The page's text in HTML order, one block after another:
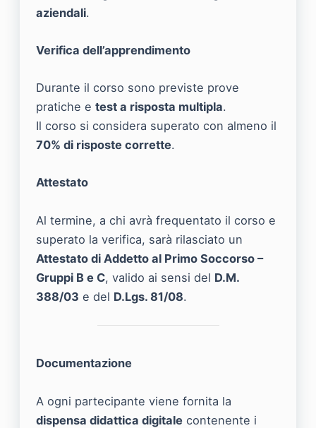
aziendali.
Verifica dell’apprendimento
Durante il corso sono previste prove
pratiche e test a risposta multipla.
Il corso si considera superato con almeno il
70% di risposte corrette.
Attestato
Al termine, a chi avrà frequentato il corso e
superato la verifica, sarà rilasciato un
Attestato di Addetto al Primo Soccorso –
Gruppi B e C, valido ai sensi del D.M.
388/03 e del D.Lgs. 81/08.
Documentazione
A ogni partecipante viene fornita la
dispensa didattica digitale contenente i